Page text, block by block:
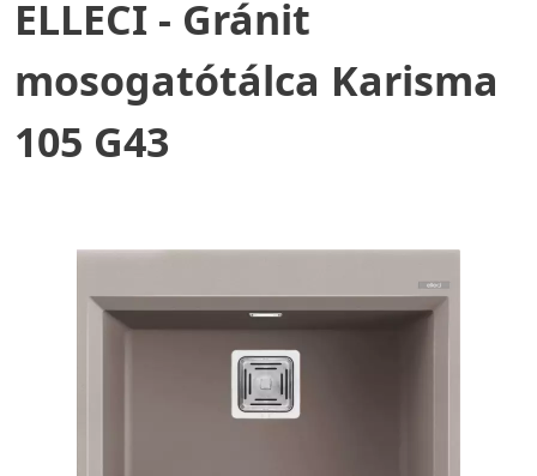
ELLECI - Gránit
mosogatótálca Karisma
105 G43